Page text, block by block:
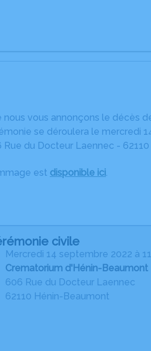
vous annonçons le décès
se déroulera le mercredi
du Docteur Laennec -
est disponible ici.
civile
mercredi 14 septembre 2022 à
Crematorium d'Hénin-Beaumont
606 Rue du Docteur Laennec
62110 Hénin-Beaumont